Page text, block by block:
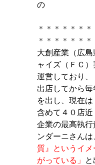
の
＊＊＊＊＊＊
＊＊＊＊＊＊
大創産業（広
ャイズ（ＦＣ
運営しており
出店してから
を出し、現在
含めて４０店
企業の最高執
ンダーニさんは
質』というイ
がっている」
と